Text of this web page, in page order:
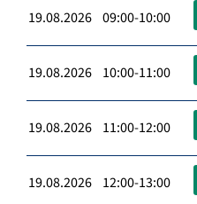
19.08.2026 09:00-10:00
19.08.2026 10:00-11:00
19.08.2026 11:00-12:00
19.08.2026 12:00-13:00